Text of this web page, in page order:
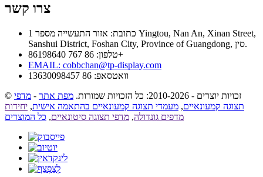
צרו קשר
כתובת: אזור התעשייה מספר 1 Yingtou, Nan An, Xinan Street,
Sanshui District, Foshan City, Province of Guangdong, סין.
טלפון: 86 767 86198640+
EMAIL: cobbchan@tp-display.com
וואטסאפ: 86 13630098457
© זכויות יוצרים - 2010-2026: כל הזכויות שמורות.
מפת אתר - מדפי
תצוגה קמעונאיים, מעמדי תצוגה קמעונאיים בהתאמה אישית, יחידות
מדפים גונדולה, מדפי תצוגה סיטונאיים, כל המוצרים